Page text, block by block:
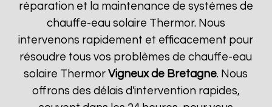
réparation et la maintenance de systèmes de
chauffe-eau solaire Thermor. Nous
intervenons rapidement et efficacement pour
résoudre tous vos problèmes de chauffe-eau
solaire ThermorVigneux de Bretagne. Nous
offrons des délais d'intervention rapides,